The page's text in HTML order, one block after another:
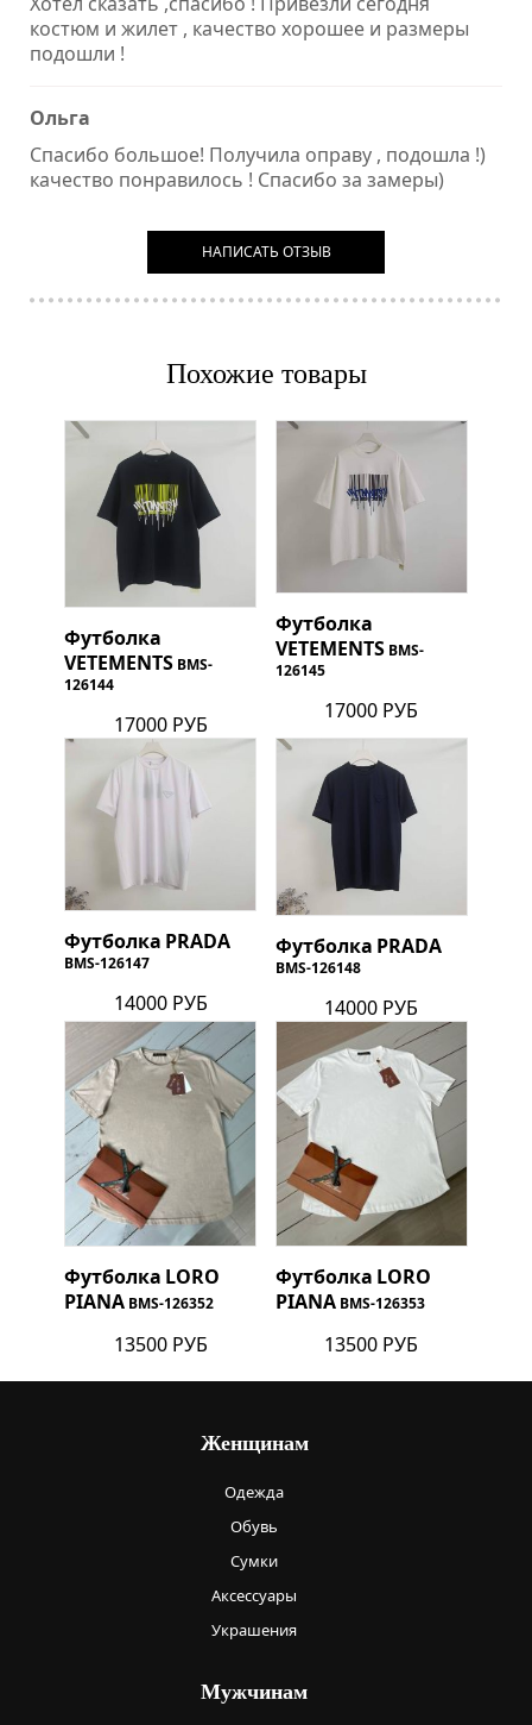
костюм и жилет , качество хорошее и размеры
подошли !
Ольга
Спасибо большое! Получила оправу , подошла !)
качество понравилось ! Спасибо за замеры)
НАПИСАТЬ ОТЗЫВ
Похожие товары
Футболка
VETEMENTS BMS-
126144
17000 РУБ
Футболка
VETEMENTS BMS-
126145
17000 РУБ
Футболка PRADA
BMS-126147
14000 РУБ
Футболка PRADA
BMS-126148
14000 РУБ
Футболка LORO
PIANA BMS-126352
13500 РУБ
Футболка LORO
PIANA BMS-126353
13500 РУБ
Женщинам
Одежда
Обувь
Сумки
Аксессуары
Украшения
Мужчинам